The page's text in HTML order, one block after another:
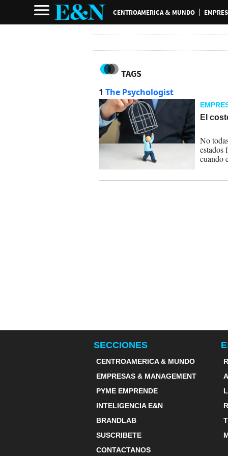
CENTROAMERICA & MUNDO
TAGS
1 The Psychologist
El
No
estados
cuando
SECCIONES
CENTROAMERICA & MUNDO
EMPRESAS & MANAGEMENT
PYME EMPRENDE
INTELIGENCIA E&N
BRANDLAB
SUSCRIBETE
CONTACTANOS